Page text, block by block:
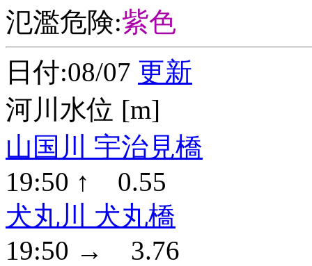
氾濫危険:紫色
日付:08/07 更新
河川水位 [m]
山国川 宇治見橋
19:50 ↑ 0.55
犬丸川 犬丸橋
19:50 → 3.76